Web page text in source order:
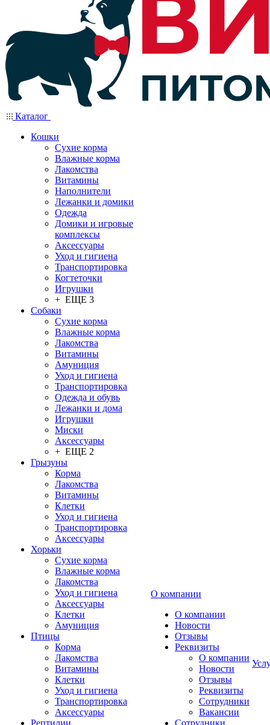
Каталог
Кошки
Сухие корма
Влажные корма
Лакомства
Витамины
Наполнители
Лежанки и домики
Одежда
Домики и игровые
комплексы
Аксессуары
Уход и гигиена
Транспортировка
Когтеточки
Игрушки
+ ЕЩЕ 3
Собаки
Сухие корма
Влажные корма
Лакомства
Витамины
Амуниция
Уход и гигиена
Транспортировка
Одежда и обувь
Лежанки и дома
Игрушки
Миски
Аксессуары
+ ЕЩЕ 2
Грызуны
Корма
Лакомства
Витамины
Клетки
Уход и гигиена
Транспортировка
Аксессуары
Хорьки
Сухие корма
Влажные корма
Лакомства
Уход и гигиена
Аксессуары
Клетки
Амуниция
Птицы
Корма
Лакомства
Витамины
Клетки
Уход и гигиена
Транспортировка
Аксессуары
Рептилии
О компании
О компании
Новости
Отзывы
Реквизиты
О компании
Новости
Отзывы
Реквизиты
Сотрудники
Вакансии
Сотрудники